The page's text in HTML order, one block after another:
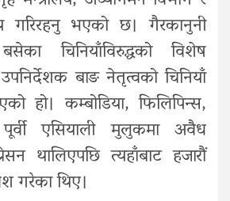
गरिरहनु भएको छ। गैरकानुनी
चिनियाँविरुद्धको विशेष
बाङ नेतृत्वको चिनियाँ
हो। कम्बोडिया, फिलिपिन्स,
एसियाली मुलुकमा अवैध
थालिएपछि त्यहाँबाट हजारौं
गरेका थिए।